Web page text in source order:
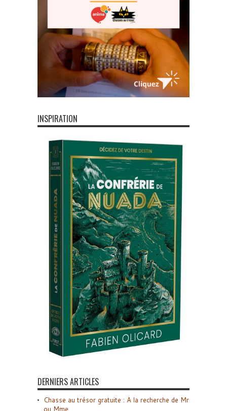
INSPIRATION
DERNIERS ARTICLES
Chasse au trésor gratuite : A la recherche de Mr
ou Mme